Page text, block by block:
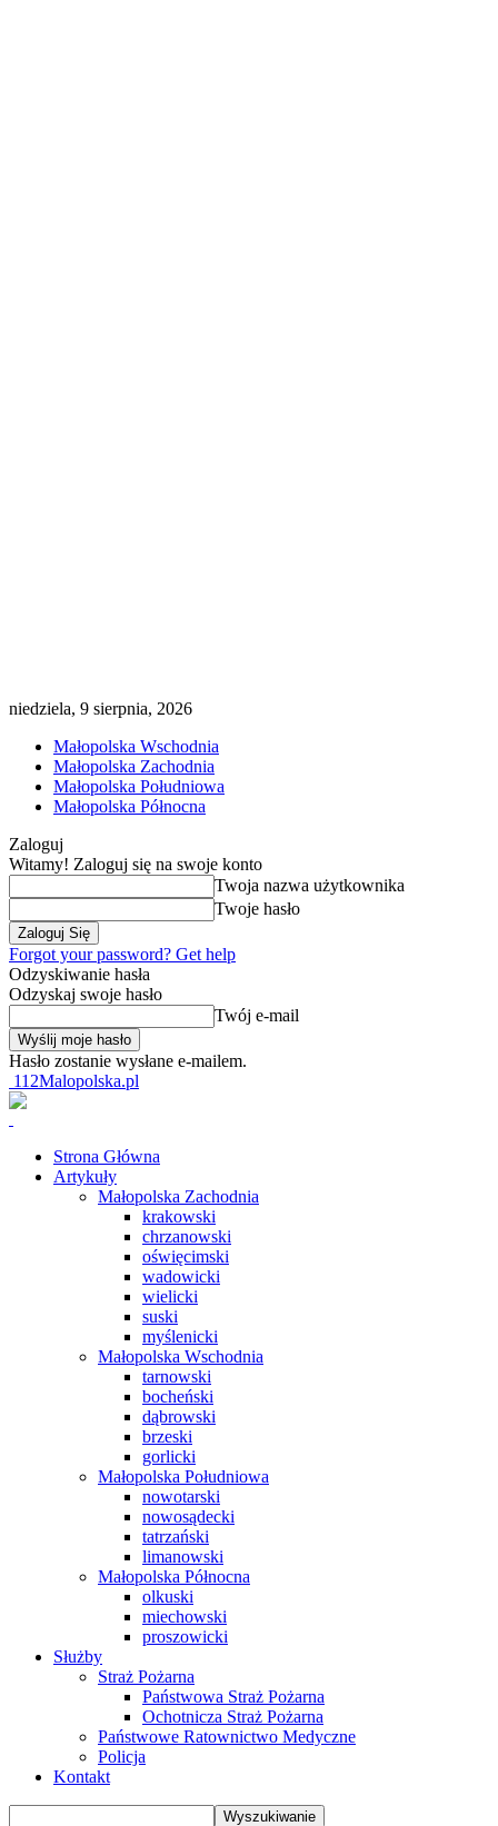
niedziela, 9 sierpnia, 2026
Małopolska Wschodnia
Małopolska Zachodnia
Małopolska Południowa
Małopolska Północna
Zaloguj
Witamy! Zaloguj się na swoje konto
Twoja nazwa użytkownika
Twoje hasło
Forgot your password? Get help
Odzyskiwanie hasła
Odzyskaj swoje hasło
Twój e-mail
Hasło zostanie wysłane e-mailem.
112Malopolska.pl
Strona Główna
Artykuły
Małopolska Zachodnia
krakowski
chrzanowski
oświęcimski
wadowicki
wielicki
suski
myślenicki
Małopolska Wschodnia
tarnowski
bocheński
dąbrowski
brzeski
gorlicki
Małopolska Południowa
nowotarski
nowosądecki
tatrzański
limanowski
Małopolska Północna
olkuski
miechowski
proszowicki
Służby
Straż Pożarna
Państwowa Straż Pożarna
Ochotnicza Straż Pożarna
Państwowe Ratownictwo Medyczne
Policja
Kontakt